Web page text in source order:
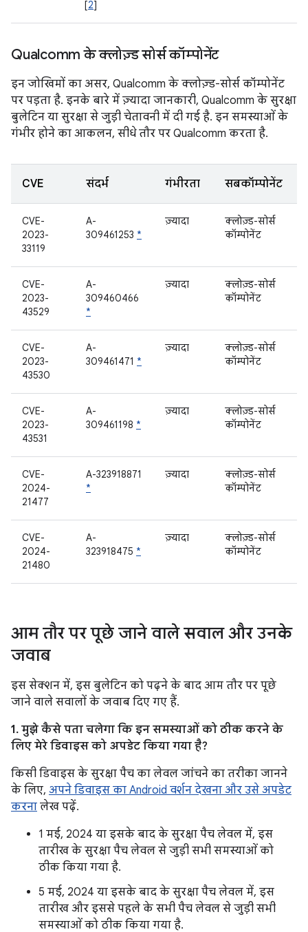
[2]
Qualcomm के क्लोज़्ड सोर्स कॉम्पोनेंट
इन जोखिमों का असर, Qualcomm के क्लोज़्ड-सोर्स कॉम्पोनेंट
पर पड़ता है. इनके बारे में ज़्यादा जानकारी, Qualcomm के सुरक्षा
बुलेटिन या सुरक्षा से जुड़ी चेतावनी में दी गई है. इन समस्याओं के
गंभीर होने का आकलन, सीधे तौर पर Qualcomm करता है.
CVE संदर्भ गंभीरता सबकॉम्पोनेंट
CVE-
2023-
33119
A-
309461253 *
ज़्यादा
क्लोज़्ड-सोर्स
कॉम्पोनेंट
CVE-
2023-
43529
A-
309460466
*
ज़्यादा
क्लोज़्ड-सोर्स
कॉम्पोनेंट
CVE-
2023-
43530
A-
309461471 *
ज़्यादा
क्लोज़्ड-सोर्स
कॉम्पोनेंट
CVE-
2023-
43531
A-
309461198 *
ज़्यादा
क्लोज़्ड-सोर्स
कॉम्पोनेंट
CVE-
2024-
21477
A-323918871
*
ज़्यादा
क्लोज़्ड-सोर्स
कॉम्पोनेंट
CVE-
2024-
21480
A-
323918475 *
ज़्यादा
क्लोज़्ड-सोर्स
कॉम्पोनेंट
आम तौर पर पूछे जाने वाले सवाल और उनके
जवाब
इस सेक्शन में, इस बुलेटिन को पढ़ने के बाद आम तौर पर पूछे
जाने वाले सवालों के जवाब दिए गए हैं.
1. मुझे कैसे पता चलेगा कि इन समस्याओं को ठीक करने के
लिए मेरे डिवाइस को अपडेट किया गया है?
किसी डिवाइस के सुरक्षा पैच का लेवल जांचने का तरीका जानने
के लिए, अपने डिवाइस का Android वर्शन देखना और उसे अपडेट
करना लेख पढ़ें.
1 मई, 2024 या इसके बाद के सुरक्षा पैच लेवल में, इस
तारीख के सुरक्षा पैच लेवल से जुड़ी सभी समस्याओं को
ठीक किया गया है.
5 मई, 2024 या इसके बाद के सुरक्षा पैच लेवल में, इस
तारीख और इससे पहले के सभी पैच लेवल से जुड़ी सभी
समस्याओं को ठीक किया गया है.